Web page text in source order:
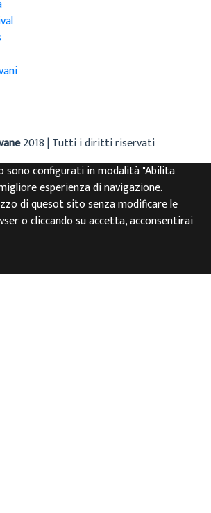
2018 | Tutti i diritti riservati
sono configurati in modalità "Abilita
esperienza di navigazione.
di quesot sito senza modificare le
o cliccando su accetta, acconsentirai